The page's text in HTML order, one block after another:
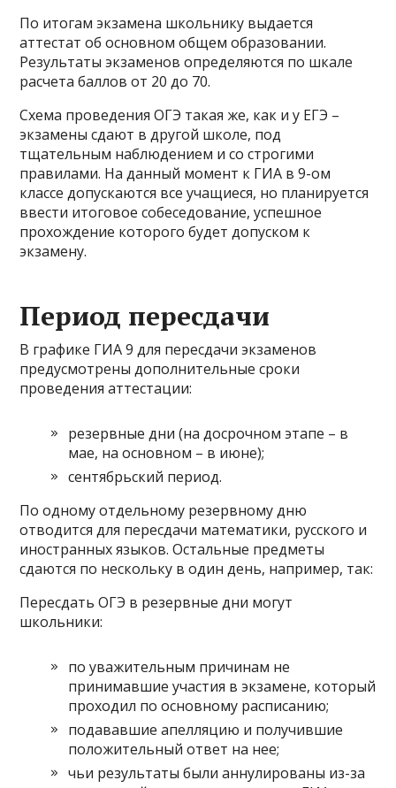
По итогам экзамена школьнику выдается
аттестат об основном общем образовании.
Результаты экзаменов определяются по шкале
расчета баллов от 20 до 70.
Схема проведения ОГЭ такая же, как и у ЕГЭ –
экзамены сдают в другой школе, под
тщательным наблюдением и со строгими
правилами. На данный момент к ГИА в 9-ом
классе допускаются все учащиеся, но планируется
ввести итоговое собеседование, успешное
прохождение которого будет допуском к
экзамену.
Период пересдачи
В графике ГИА 9 для пересдачи экзаменов
предусмотрены дополнительные сроки
проведения аттестации:
резервные дни (на досрочном этапе – в
мае, на основном – в июне);
сентябрьский период.
По одному отдельному резервному дню
отводится для пересдачи математики, русского и
иностранных языков. Остальные предметы
сдаются по нескольку в один день, например, так:
Пересдать ОГЭ в резервные дни могут
школьники:
по уважительным причинам не
принимавшие участия в экзамене, который
проходил по основному расписанию;
подававшие апелляцию и получившие
положительный ответ на нее;
чьи результаты были аннулированы из-за